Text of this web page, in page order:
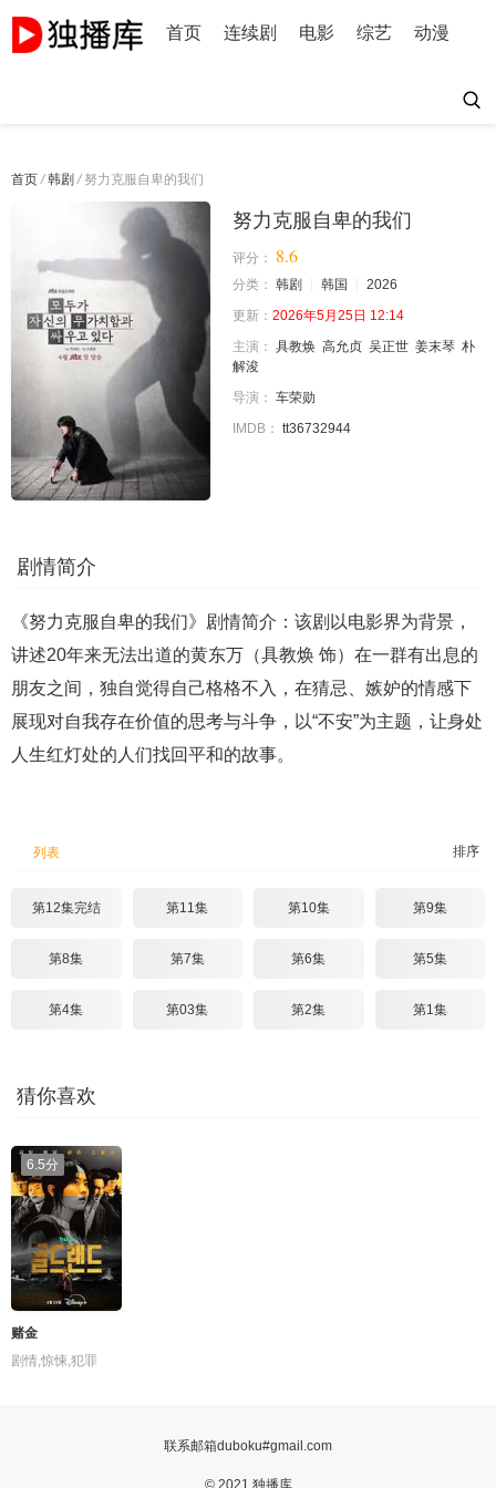
首页 连续剧 电影 综艺 动漫
首页 / 韩剧 / 努力克服自卑的我们
努力克服自卑的我们
评分： 8.6
分类： 韩剧 韩国
2026
更新： 2026年5月25日 12:14
主演： 具教焕 高允贞 吴正世 姜末琴 朴
解浚
导演： 车荣勋
IMDB： tt36732944
剧情简介
《努力克服自卑的我们》剧情简介：该剧以电影界为背景，
讲述20年来无法出道的黄东万（具教焕 饰）在一群有出息的
朋友之间，独自觉得自己格格不入，在猜忌、嫉妒的情感下
展现对自我存在价值的思考与斗争，以“不安”为主题，让身处
人生红灯处的人们找回平和的故事。
排序
列表
第12集完结 第11集 第10集 第9集
第8集 第7集 第6集 第5集
第4集 第03集 第2集 第1集
猜你喜欢
6.5分
赌金
剧情,惊悚,犯罪
联系邮箱duboku#gmail.com
© 2021 独播库